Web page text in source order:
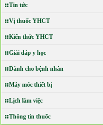
Tin tức
Vị thuốc YHCT
Kiến thức YHCT
Giải đáp y học
Dành cho bệnh nhân
Máy móc thiết bị
Lịch làm việc
Thông tin thuốc